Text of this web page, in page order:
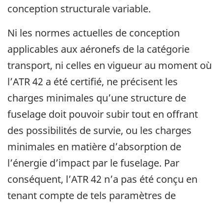
conception structurale variable.
Ni les normes actuelles de conception
applicables aux aéronefs de la catégorie
transport, ni celles en vigueur au moment où
l’ATR 42 a été certifié, ne précisent les
charges minimales qu’une structure de
fuselage doit pouvoir subir tout en offrant
des possibilités de survie, ou les charges
minimales en matière d’absorption de
l’énergie d’impact par le fuselage. Par
conséquent, l’ATR 42 n’a pas été conçu en
tenant compte de tels paramètres de